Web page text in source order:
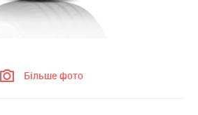
Більше фото